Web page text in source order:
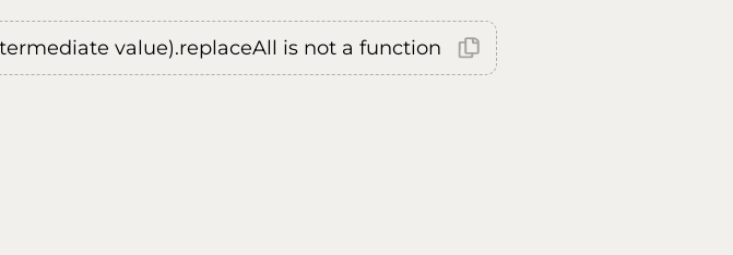
value).replaceAll is not a function